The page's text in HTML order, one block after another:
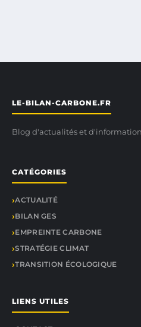
LE-BILAN-CARBONE.FR
Blog d'actualités et
CATÉGORIES
ACTUALITÉ
BILAN GES
EMPREINTE CARBONE
STRATÉGIE CLIMAT
TRANSITION ÉCOLOGIQUE
LIENS UTILES